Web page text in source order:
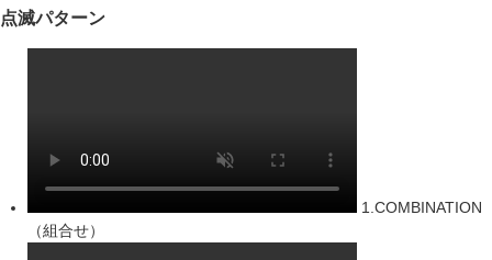
点滅パターン
1.COMBINATION
（組合せ）